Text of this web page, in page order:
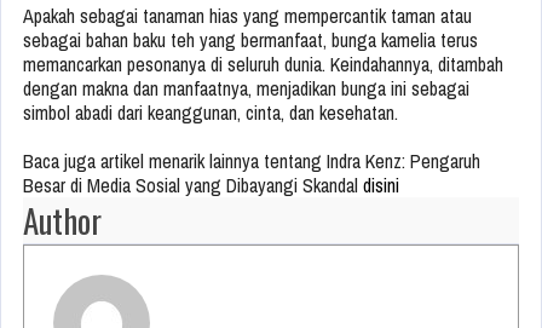
Apakah sebagai tanaman hias yang mempercantik taman atau
sebagai bahan baku teh yang bermanfaat, bunga kamelia terus
memancarkan pesonanya di seluruh dunia. Keindahannya, ditambah
dengan makna dan manfaatnya, menjadikan bunga ini sebagai
simbol abadi dari keanggunan, cinta, dan kesehatan.
Baca juga artikel menarik lainnya tentang Indra Kenz: Pengaruh
Besar di Media Sosial yang Dibayangi Skandal disini
Author